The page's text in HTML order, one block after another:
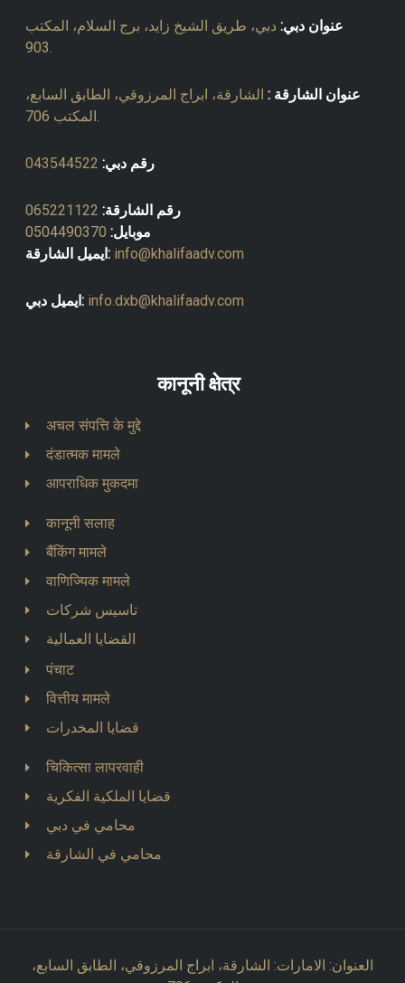
عنوان دبي: دبي، طريق الشيخ زايد، برج السلام، المكتب
903.
عنوان الشارقة : الشارقة، ابراج المرزوقي، الطابق السابع،
المكتب 706.
رقم دبي: 043544522
رقم الشارقة: 065221122
موبايل: 0504490370
ايميل الشارقة: info@khalifaadv.com
ايميل دبي: info.dxb@khalifaadv.com
कानूनी क्षेत्र
अचल संपत्ति के मुद्दे
दंडात्मक मामले
आपराधिक मुकदमा
कानूनी सलाह
बैंकिंग मामले
वाणिज्यिक मामले
تاسيس شركات
القضايا العمالية
पंचाट
वित्तीय मामले
قضايا المخدرات
चिकित्सा लापरवाही
قضايا الملكية الفكرية
محامي في دبي
محامي في الشارقة
العنوان: الامارات: الشارقة، ابراج المرزوقي، الطابق السابع،